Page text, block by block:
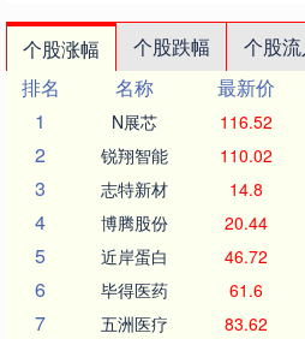
个股涨幅 个股跌幅 个股流
排名
名称 最新价
1
N展芯 116.52
2 锐翔智能 110.02
3 志特新材 14.8
4 博腾股份 20.44
5 近岸蛋白 46.72
6 毕得医药 61.6
7 五洲医疗 83.62